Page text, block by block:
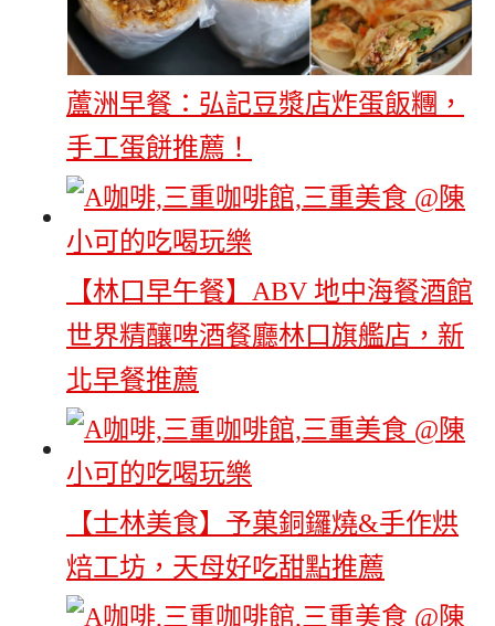
蘆洲早餐：弘記豆漿店炸蛋飯糰，
手工蛋餅推薦！
【林口早午餐】ABV 地中海餐酒館
世界精釀啤酒餐廳林口旗艦店，新
北早餐推薦
【士林美食】予菓銅鑼燒&手作烘
焙工坊，天母好吃甜點推薦